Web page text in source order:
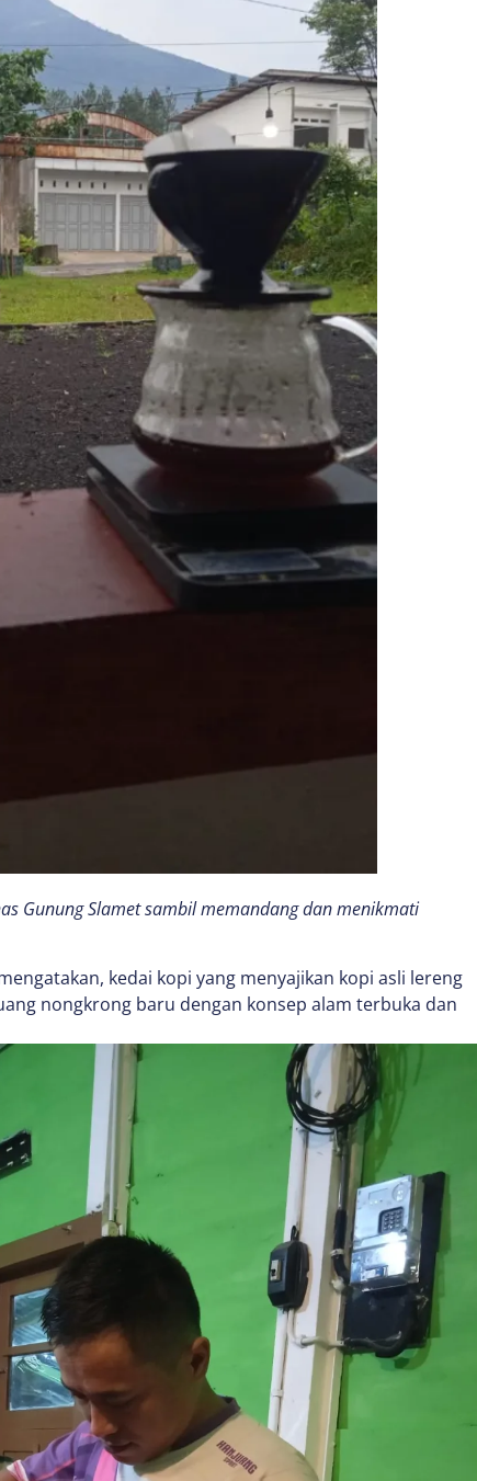
Gunung Slamet sambil memandang dan menikmati
kedai kopi yang menyajikan kopi asli lereng
nongkrong baru dengan konsep alam terbuka dan